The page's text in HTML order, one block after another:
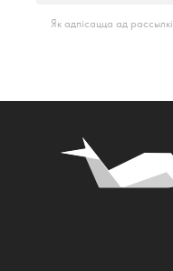
Як адпісацца ад рассылкі